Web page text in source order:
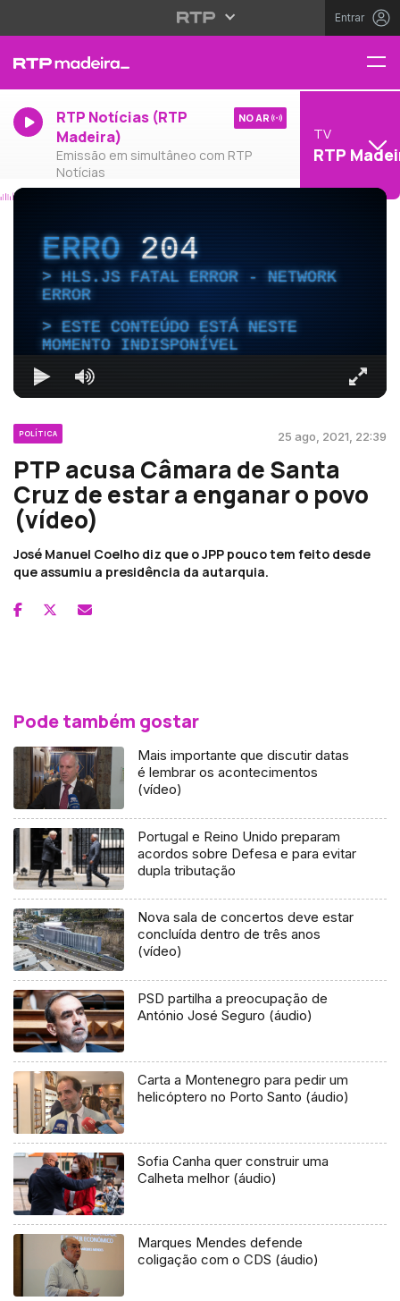
Entrar
RTP Notícias (RTP
Madeira)
Emissão em simultâneo com RTP
Notícias
NO AR
TV
RTP
ERRO204
HLS.JS FATAL ERROR - NETWORK
ERROR
ESTE CONTEÚDO ESTÁ NESTE
MOMENTO INDISPONÍVEL
POLÍTICA 25 ago, 2021, 22:39
PTP acusa Câmara de Santa
Cruz de estar a enganar o povo
(vídeo)
José Manuel Coelho diz que o JPP pouco tem feito desde
que assumiu a presidência da autarquia.
Pode também gostar
Mais importante que discutir datas
é lembrar os acontecimentos
(vídeo)
Portugal e Reino Unido preparam
acordos sobre Defesa e para evitar
dupla tributação
Nova sala de concertos deve estar
concluída dentro de três anos
(vídeo)
PSD partilha a preocupação de
António José Seguro (áudio)
Carta a Montenegro para pedir um
helicóptero no Porto Santo (áudio)
Sofia Canha quer construir uma
Calheta melhor (áudio)
Marques Mendes defende
coligação com o CDS (áudio)